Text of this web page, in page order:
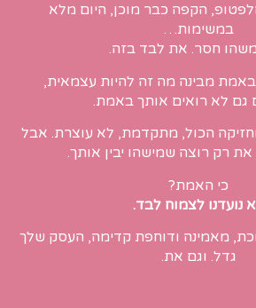
הקפה כבר מוכן, היום מלא
במשימות…
חסר. את לבד בזה.
מבינה מה זה להיות עצמאית,
גם לא רואים אותך באמת.
הכול, מתקדמת, לא עוצרת. אבל
רק רוצה שמישהו יבין אותך.
כי האמת?
נועדנו לצמוח לבד.
מאמינה ודוחפת קדימה, העסק שלך
גדל. וגם את.